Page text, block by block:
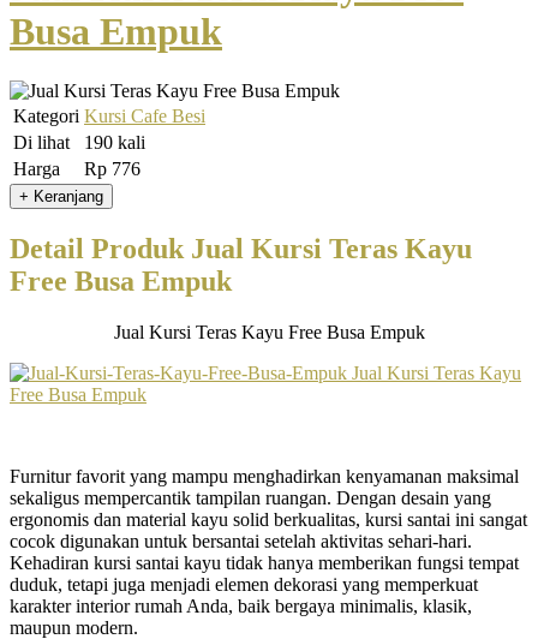
Busa Empuk
Kategori Kursi Cafe Besi
Di lihat
190 kali
Harga
Rp 776
Detail Produk Jual Kursi Teras Kayu
Free Busa Empuk
Jual Kursi Teras Kayu Free Busa Empuk
Furnitur favorit yang mampu menghadirkan kenyamanan maksimal
sekaligus mempercantik tampilan ruangan. Dengan desain yang
ergonomis dan material kayu solid berkualitas, kursi santai ini sangat
cocok digunakan untuk bersantai setelah aktivitas sehari-hari.
Kehadiran kursi santai kayu tidak hanya memberikan fungsi tempat
duduk, tetapi juga menjadi elemen dekorasi yang memperkuat
karakter interior rumah Anda, baik bergaya minimalis, klasik,
maupun modern.